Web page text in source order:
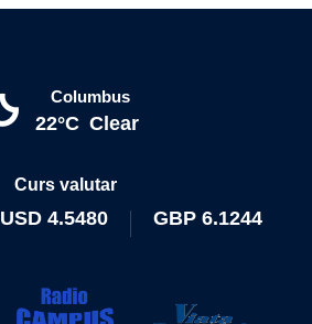
Columbus
22°C Clear
Curs valutar
USD 4.5480 GBP 6.1244